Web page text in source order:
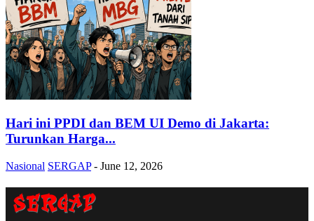
Hari ini PPDI dan BEM UI Demo di Jakarta:
Turunkan Harga...
Nasional SERGAP - June 12, 2026